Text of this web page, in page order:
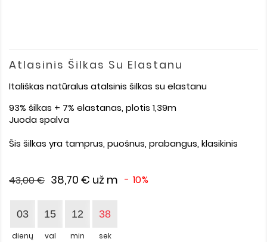
Atlasinis Šilkas Su Elastanu
Itališkas natūralus atalsinis šilkas su elastanu
93% šilkas + 7% elastanas, plotis 1,39m
Juoda spalva
Šis šilkas yra tamprus, puošnus, prabangus, klasikinis
38,70 € už m - 10%
43,00 €
03
dienų
15
val
12
min
38
sek